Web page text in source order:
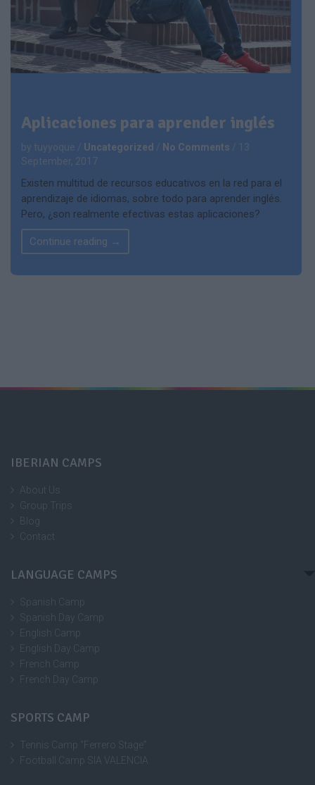
Aplicaciones para aprender inglés
by tuyyoque / Uncategorized / No Comments / 13
September, 2017
Existen multitud de recursos educativos en la red para el
aprendizaje de idiomas, sobre todo para aprender inglés.
Pero, ¿son realmente efectivas estas aplicaciones?
Continue reading →
IBERIAN CAMPS
About Us
Group Trips
Blog
Contact
LANGUAGE CAMPS
Spanish Camp
Spanish Day Camp
English Camp
English Day Camp
French Camp
French Day Camp
SPORTS CAMP
Tennis Camp “Ferrero Stage”
Football Camp SIA VALENCIA